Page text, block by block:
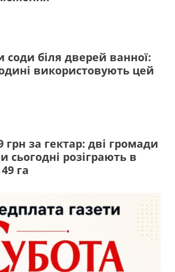
соди біля дверей ванної:
використовують цей
грн за гектар: дві громади
розіграють в
га